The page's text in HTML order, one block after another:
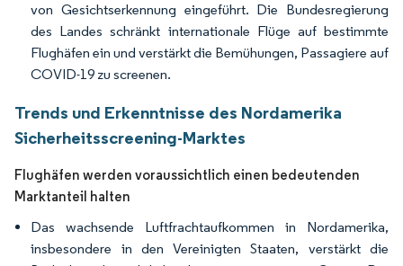
von Gesichtserkennung eingeführt. Die Bundesregierung
des Landes schränkt internationale Flüge auf bestimmte
Flughäfen ein und verstärkt die Bemühungen, Passagiere auf
COVID-19 zu screenen.
Trends und Erkenntnisse des Nordamerika
Sicherheitsscreening-Marktes
Flughäfen werden voraussichtlich einen bedeutenden
Marktanteil halten
Das wachsende Luftfrachtaufkommen in Nordamerika,
insbesondere in den Vereinigten Staaten, verstärkt die